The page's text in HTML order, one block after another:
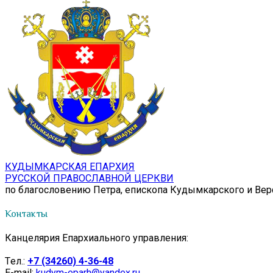
КУДЫМКАРСКАЯ ЕПАРХИЯ
РУССКОЙ ПРАВОСЛАВНОЙ ЦЕРКВИ
по благословению Петра, епископа Кудымкарского и
Контакты
Канцелярия Епархиального управления:
Tел.: +7 (34260) 4-36-48